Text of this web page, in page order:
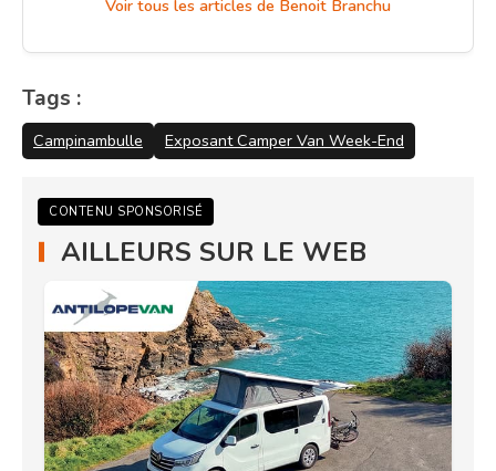
Voir tous les articles de Benoit Branchu
Tags :
Campinambulle Exposant Camper Van Week-End
CONTENU SPONSORISÉ
AILLEURS SUR LE WEB